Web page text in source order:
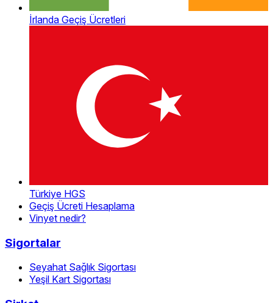
İrlanda Geçiş Ücretleri
Türkiye HGS
Geçiş Ücreti Hesaplama
Vinyet nedir?
Sigortalar
Seyahat Sağlık Sigortası
Yeşil Kart Sigortası